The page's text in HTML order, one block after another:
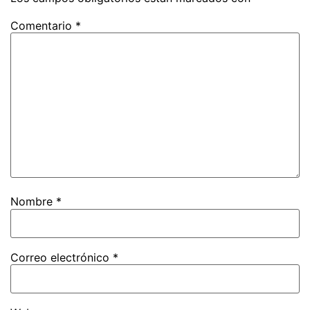
Comentario *
Nombre *
Correo electrónico *